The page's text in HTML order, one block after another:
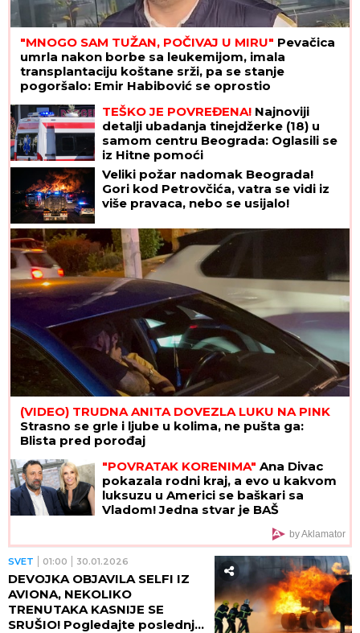
"MNOGO SAM TUŽAN, POČIVAJ U MIRU" Pevačica
umrla nakon borbe sa leukemijom, imala
transplantaciju koštane srži, pa se stanje
pogoršalo: Emir Habibović se oprostio
TEŠKO JE POVREĐENA! Najnoviji
detalji ubadanja tinejdžerke (18) u
samom centru Beograda: Oglasili se
iz Hitne pomoći
Veliki požar nadomak Beograda!
Gori kod Petrovčića, vatra se vidi iz
više pravaca, nebo se usijalo!
(VIDEO) TRUDNA ANITA DOVEZLA LUKU NA PINK
Strasno se grle i ljube u kolima, ne pušta ga:
Blista pred porođaj
"POVRATAK KORENIMA" Ana Divac
pokazala rodni kraj, a evo u kakvom
luksuzu u Americi se baškari sa
Vladom! Jedna stvar je BAŠ
by Aklamator
SVET 01:00 30.01.2026
DEVOJKA OBJAVILA SELFI IZ
AVIONA, NEKOLIKO
TRENUTAKA KASNIJE SE
SRUŠIO! Pogledajte poslednju